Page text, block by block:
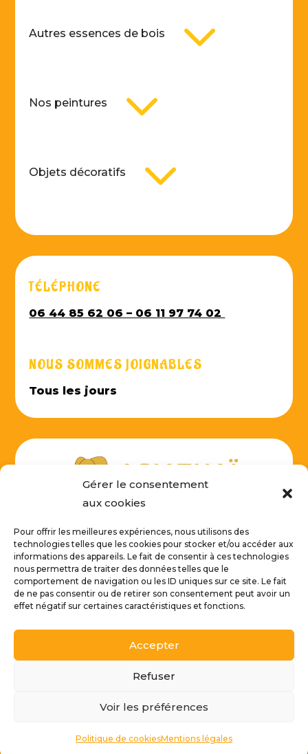
Gérer le consentement
aux cookies
Pour offrir les meilleures expériences, nous utilisons des
technologies telles que les cookies pour stocker et/ou accéder aux
informations des appareils. Le fait de consentir à ces technologies
nous permettra de traiter des données telles que le
comportement de navigation ou les ID uniques sur ce site. Le fait
de ne pas consentir ou de retirer son consentement peut avoir un
effet négatif sur certaines caractéristiques et fonctions.
Accepter
Refuser
Voir les préférences
Politique de cookiesMentions légales
Autres essences de bois 3
Nos peintures 3
Objets décoratifs 3
TÉLÉPHONE
06 44 85 62 06 – 06 11 97 74 02
NOUS SOMMES JOIGNABLES
Tous les jours
NOUS CONTACTER
© Tous droits réservés par AsiaThaï Déco | SIRET : 512 203
Mentions légales|Politique de Cookies